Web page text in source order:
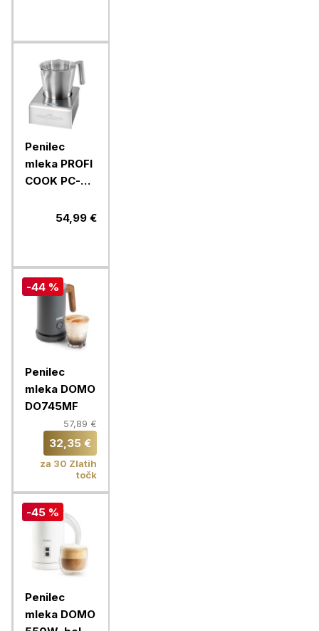
Penilec
mleka PROFI
COOK PC-
54,99 €
-44 %
Penilec
mleka DOMO
DO745MF
57,89 €
32,35 €
za 30 Zlatih
točk
-45 %
Penilec
mleka DOMO